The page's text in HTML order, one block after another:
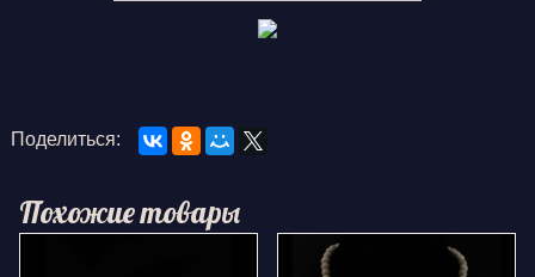
Поделиться:
Похожие товары